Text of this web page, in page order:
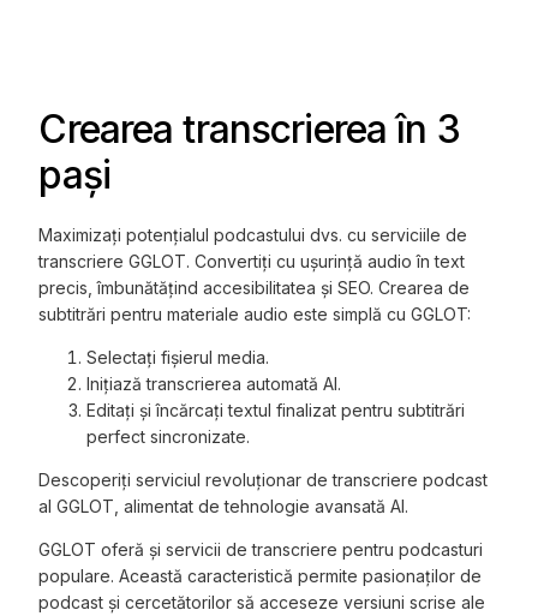
Crearea transcrierea în 3
pași
Maximizați potențialul podcastului dvs. cu serviciile de
transcriere GGLOT. Convertiți cu ușurință audio în text
precis, îmbunătățind accesibilitatea și SEO. Crearea de
subtitrări pentru materiale audio este simplă cu GGLOT:
Selectați fișierul media.
Inițiază transcrierea automată AI.
Editați și încărcați textul finalizat pentru subtitrări
perfect sincronizate.
Descoperiți serviciul revoluționar de transcriere podcast
al GGLOT, alimentat de tehnologie avansată AI.
GGLOT oferă și servicii de transcriere pentru podcasturi
populare. Această caracteristică permite pasionaților de
podcast și cercetătorilor să acceseze versiuni scrise ale